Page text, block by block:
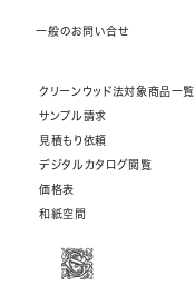
一般のお問い合せ
クリーンウッド法対象商品一覧
サンプル請求
見積もり依頼
デジタルカタログ閲覧
価格表
和紙空間